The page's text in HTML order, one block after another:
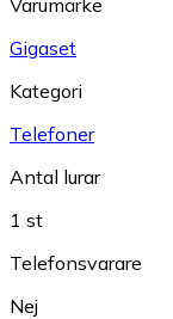
Gigaset
Kategori
Telefoner
Antal lurar
1 st
Telefonsvarare
Nej